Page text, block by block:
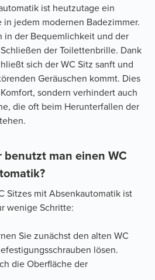
ist heutzutage ein
jedem modernen Badezimmer.
in der Bequemlichkeit und der
der Toilettenbrille. Dank
sich der WC Sitz sanft und
Geräuschen kommt. Dies
sondern verhindert auch
die oft beim Herunterfallen der
man einen WC
Sitzes mit Absenkautomatik ist
wenige Schritte:
Sie zunächst den alten WC
lösen.
die Oberfläche der